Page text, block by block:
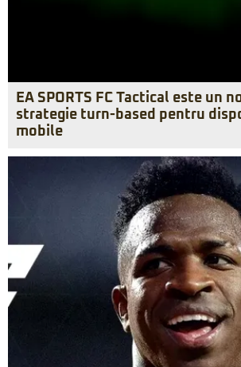
EA SPORTS FC Tactical este un
strategie turn-based pentru
mobile